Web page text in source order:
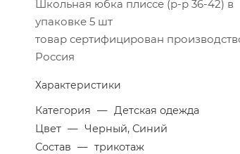
Школьная юбка плиссе (р-р 36-42) в
упаковке 5 шт
товар сертифицирован
Россия
Характеристики
Категория — Детская одежда
Цвет — Черный, Синий
Состав — трикотаж